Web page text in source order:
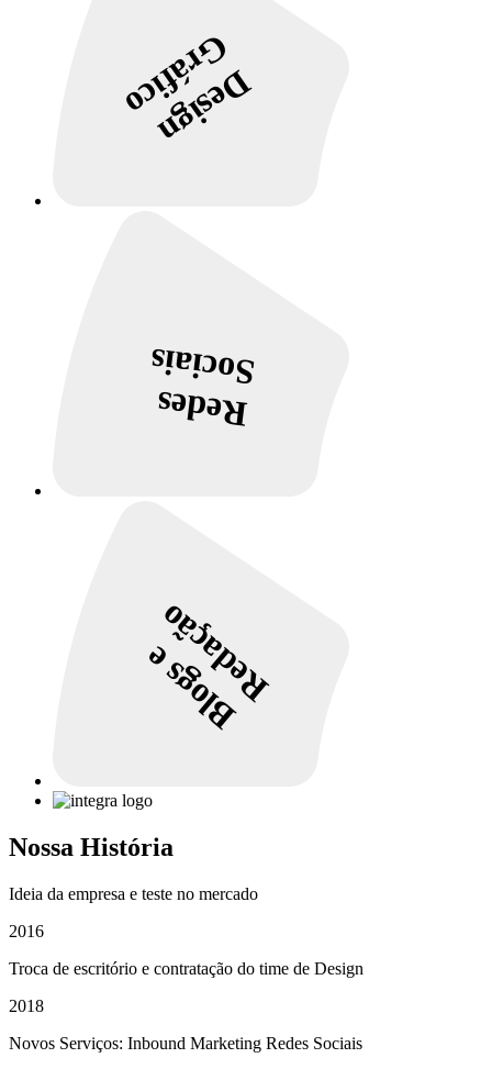
Design
Gráfico
Redes
Sociais
Blogs e
Redação
Nossa História
Ideia da empresa e teste no mercado
2016
Troca de escritório e contratação do time de Design
2018
Novos Serviços: Inbound Marketing Redes Sociais